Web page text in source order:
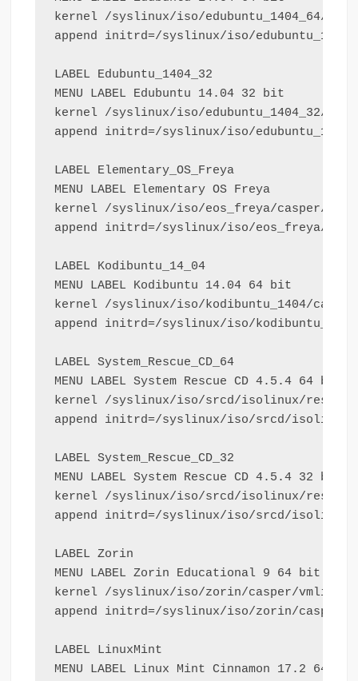
kernel /syslinux/iso/edubuntu_1404_64/
append initrd=/syslinux/iso/
LABEL Edubuntu_1404_32
MENU LABEL Edubuntu 14.04 32 bit
kernel /syslinux/iso/edubuntu_1404_32/
append initrd=/syslinux/iso/
LABEL Elementary_OS_Freya
MENU LABEL Elementary OS Freya
kernel /syslinux/iso/eos_freya/casper/
append initrd=/syslinux/iso/eos_freya/
LABEL Kodibuntu_14_04
MENU LABEL Kodibuntu 14.04 64 bit
kernel /syslinux/iso/kodibuntu_1404/
append initrd=/syslinux/iso/
LABEL System_Rescue_CD_64
MENU LABEL System Rescue CD 4.5.4 64 bit
kernel /syslinux/iso/srcd/isolinux/
append initrd=/syslinux/iso/srcd/
LABEL System_Rescue_CD_32
MENU LABEL System Rescue CD 4.5.4 32 bit
kernel /syslinux/iso/srcd/isolinux/
append initrd=/syslinux/iso/srcd/
LABEL Zorin
MENU LABEL Zorin Educational 9 64 bit
kernel /syslinux/iso/zorin/casper/
append initrd=/syslinux/iso/zorin/
LABEL LinuxMint
MENU LABEL Linux Mint Cinnamon 17.2 64 bit